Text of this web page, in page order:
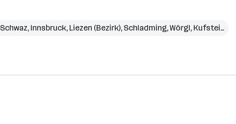
Schwaz, Innsbruck, Liezen (Bezirk), Schladming,Wörgl, Kufstein (Bezirk)